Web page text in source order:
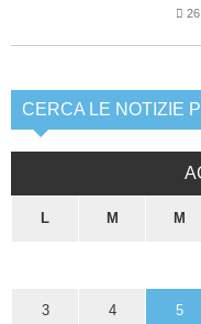
CERCA LE NOTIZIE
L M M
3 4 5